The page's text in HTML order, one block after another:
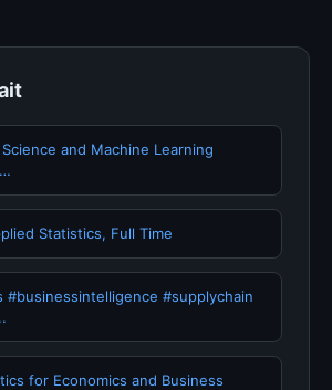
and Machine Learning
Statistics, Full Time
#businessintelligence #supplychain
for Economics and Business